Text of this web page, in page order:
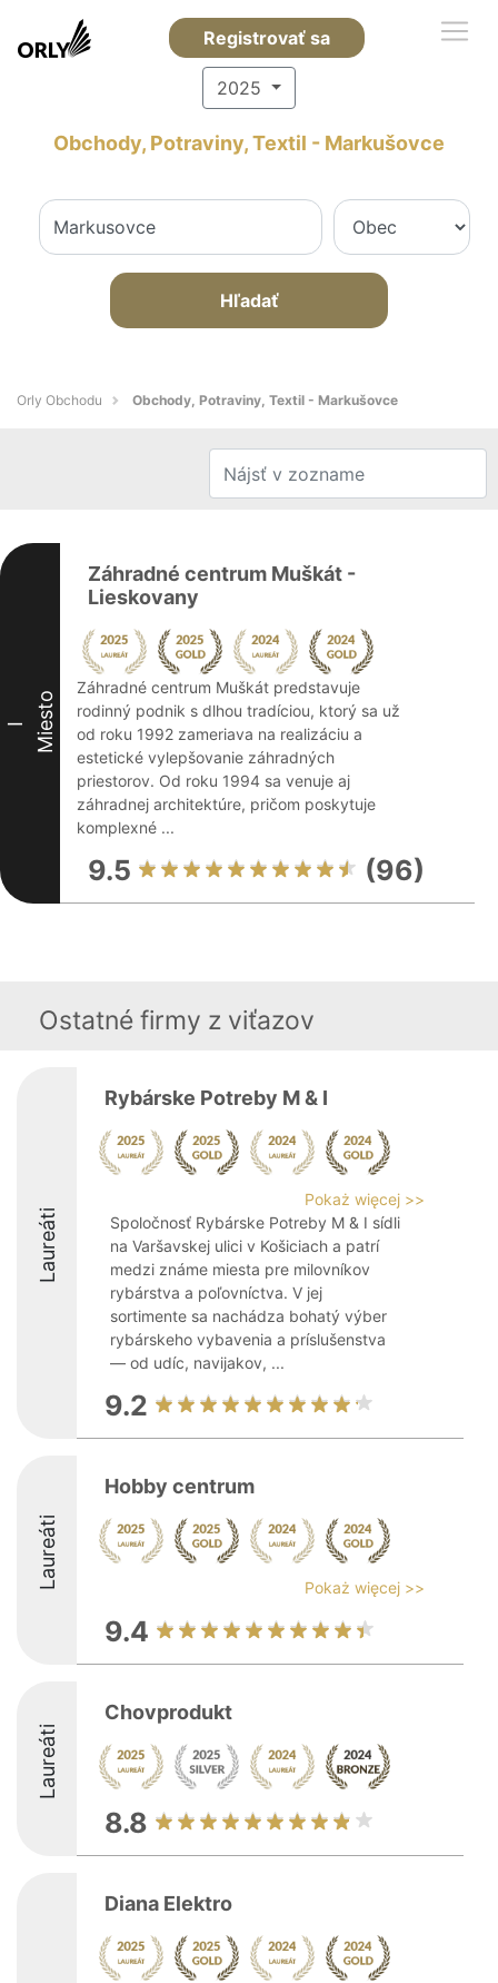
Registrovať sa
2025
Obchody, Potraviny, Textil - Markušovce
Hľadať
Orly Obchodu Obchody, Potraviny, Textil - Markušovce
I Miesto
Záhradné centrum Muškát -
Lieskovany
Záhradné centrum Muškát predstavuje
rodinný podnik s dlhou tradíciou, ktorý sa už
od roku 1992 zameriava na realizáciu a
estetické vylepšovanie záhradných
priestorov. Od roku 1994 sa venuje aj
záhradnej architektúre, pričom poskytuje
komplexné ...
9.5 (96)
Ostatné firmy z viťazov
Laureáti
Rybárske Potreby M & I
Pokaż więcej >>
Spoločnosť Rybárske Potreby M & I sídli
na Varšavskej ulici v Košiciach a patrí
medzi známe miesta pre milovníkov
rybárstva a poľovníctva. V jej
sortimente sa nachádza bohatý výber
rybárskeho vybavenia a príslušenstva
— od udíc, navijakov, ...
9.2
Laureáti
Hobby centrum
Pokaż więcej >>
9.4
Laureáti
Chovprodukt
8.8
Diana Elektro